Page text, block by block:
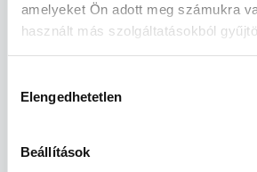
amelyeket Ön adott meg számukra
használt más szolgáltatásokból
kiválasztása
Elengedhetetlen
Beállítások
és városi programokra, a
játszóterek pedig nagy
rendezvényeken is erős vizuális
A kínálatban megtalálhatók
erdei, dzsungeles, vidámparkos,
modellek. A látványos grafika már
gyerekek figyelmét, és segít